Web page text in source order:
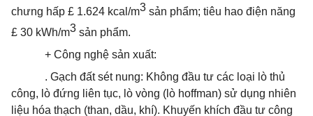
chưng hấp £ 1.624 kcal/m3 sản phẩm; tiêu hao điện năng
£ 30 kWh/m3 sản phẩm.
+ Công nghệ sản xuất:
. Gạch đất sét nung: Không đầu tư các loại lò thủ
công, lò đứng liên tục, lò vòng (lò hoffman) sử dụng nhiên
liệu hóa thạch (than, dầu, khí). Khuyến khích đầu tư công